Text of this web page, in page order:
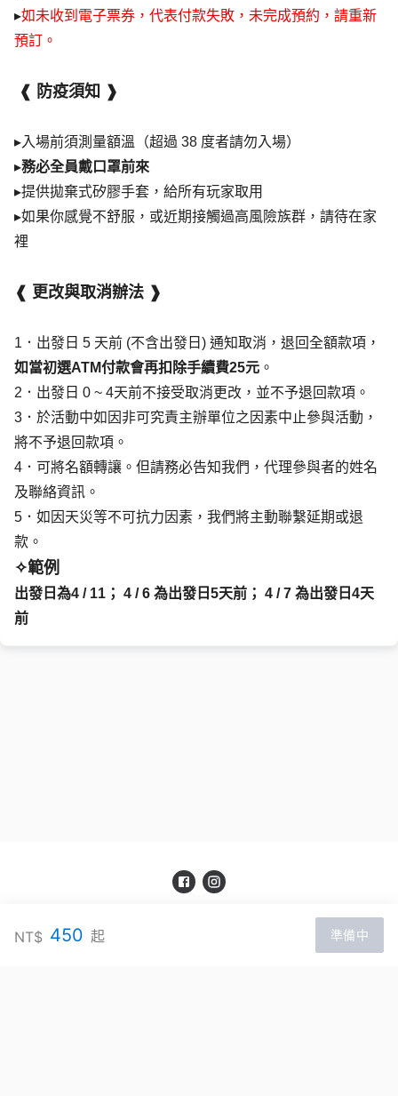
▸如未收到電子票券，代表付款失敗，未完成預約，請重新
預訂。
❰ 防疫須知 ❱
▸入場前須測量額溫（超過 38 度者請勿入場）
▸務必全員戴口罩前來
▸提供拋棄式矽膠手套，給所有玩家取用
▸如果你感覺不舒服，或近期接觸過高風險族群，請待在家
裡
❰ 更改與取消辦法 ❱
1．出發日 5 天前 (不含出發日) 通知取消，退回全額款項，
如當初選ATM付款會再扣除手續費25元 。
2．出發日 0 ~ 4天前不接受取消更改，並不予退回款項。
3．於活動中如因非可究責主辦單位之因素中止參與活動，
將不予退回款項。
4．可將名額轉讓。但請務必告知我們，代理參與者的姓名
及聯絡資訊。
5．如因天災等不可抗力因素，我們將主動聯繫延期或退
款。
✧範例
出發日為4 / 11； 4 / 6 為出發日5天前； 4 / 7 為出發日4天
前
NT$ 450 起 準備中
https://stupidparticle.com/hsinchu